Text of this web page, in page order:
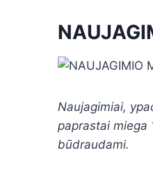
Naujagimiai,
paprastai miega
būdraudami.